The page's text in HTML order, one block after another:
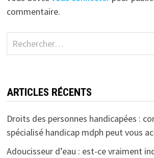
commentaire.
Rechercher :
ARTICLES RÉCENTS
Droits des personnes handicapées :
spécialisé handicap mdph peut vous
Adoucisseur d’eau : est-ce vraiment